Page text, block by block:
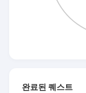
완료된 퀘스트